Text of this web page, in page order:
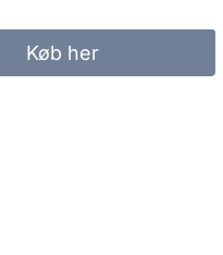
Køb her